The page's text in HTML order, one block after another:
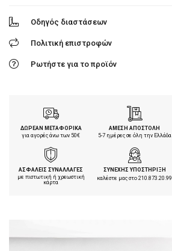
Οδηγός διαστάσεων
Πολιτική επιστροφών
Ρωτήστε για το προϊόν
ΔΩΡΕΑΝ ΜΕΤΑΦΟΡΙΚΑ
για αγορές άνω των 50€
ΑΜΕΣΗ ΑΠΟΣΤΟΛΗ
5-7 ημέρες σε όλη την Ελλάδα
ΑΣΦΑΛΕΙΣ ΣΥΝΑΛΛΑΓΕΣ
με πιστωτική ή χρεωστική
κάρτα
ΣΥΝΕΧΗΣ ΥΠΟΣΤΗΡΙΞΗ
καλέστε μας στο210.873.20.99